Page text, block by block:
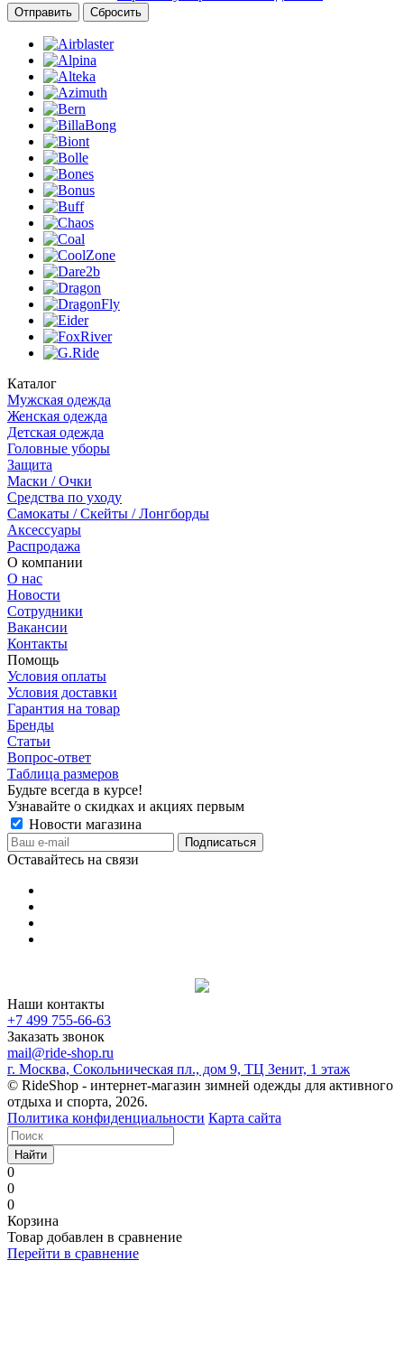
Сбросить
Каталог
Мужская одежда
Женская одежда
Детская одежда
Головные уборы
Защита
Маски / Очки
Средства по уходу
Самокаты / Скейты / Лонгборды
Аксессуары
Распродажа
О компании
О нас
Новости
Сотрудники
Вакансии
Контакты
Помощь
Условия оплаты
Условия доставки
Гарантия на товар
Бренды
Статьи
Вопрос-ответ
Таблица размеров
Будьте всегда в курсе!
Узнавайте о скидках и акциях первым
Новости магазина
Оставайтесь на связи
Наши контакты
+7 499 755-66-63
Заказать звонок
mail@ride-shop.ru
г. Москва, Сокольническая пл., дом 9, ТЦ Зенит, 1 этаж
© RideShop - интернет-магазин зимней одежды для активного
отдыха и спорта, 2026.
Политика конфиденциальности Карта сайта
Найти
0
0
0
Корзина
Товар добавлен в сравнение
Перейти в сравнение